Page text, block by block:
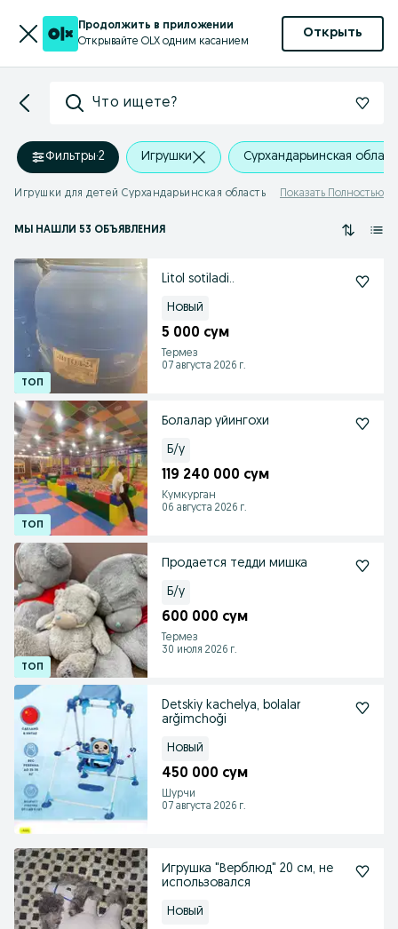
Продолжить в приложении
Открывайте OLX одним касанием
Открыть
Что ищете?
Фильтры·2 Игрушки Сурхандарьинская
Игрушки для детей Сурхандарьинская область Показать Полностью
МЫ НАШЛИ 53 ОБЪЯВЛЕНИЯ
Litol sotiladi..
Новый
5 000 сум
Термез
07 августа 2026 г.
Болалар уйингохи
Б/у
119 240 000 сум
Кумкурган
06 августа 2026 г.
Продается тедди мишка
Б/у
600 000 сум
Термез
30 июля 2026 г.
Detskiy kachelya, bolalar
arğimchoği
Новый
450 000 сум
Шурчи
07 августа 2026 г.
Игрушка "Верблюд" 20 см, не
использовался
Новый